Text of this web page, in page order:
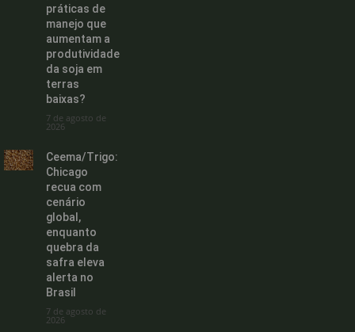
práticas de
manejo que
aumentam a
produtividade
da soja em
terras
baixas?
7 de agosto de
2026
Ceema/Trigo:
Chicago
recua com
cenário
global,
enquanto
quebra da
safra eleva
alerta no
Brasil
7 de agosto de
2026